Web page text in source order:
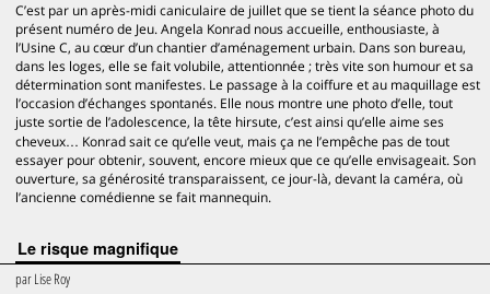
C’est par un après-midi caniculaire de juillet que se tient la séance photo du
présent numéro de Jeu. Angela Konrad nous accueille, enthousiaste, à
l’Usine C, au cœur d’un chantier d’aménagement urbain. Dans son bureau,
dans les loges, elle se fait volubile, attentionnée ; très vite son humour et sa
détermination sont manifestes. Le passage à la coiffure et au maquillage est
l’occasion d’échanges spontanés. Elle nous montre une photo d’elle, tout
juste sortie de l’adolescence, la tête hirsute, c’est ainsi qu’elle aime ses
cheveux… Konrad sait ce qu’elle veut, mais ça ne l’empêche pas de tout
essayer pour obtenir, souvent, encore mieux que ce qu’elle envisageait. Son
ouverture, sa générosité transparaissent, ce jour-là, devant la caméra, où
l’ancienne comédienne se fait mannequin.
Le risque magnifique
parLise Roy